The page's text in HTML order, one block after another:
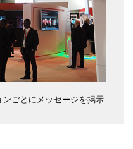
ンごとにメッセージを掲示